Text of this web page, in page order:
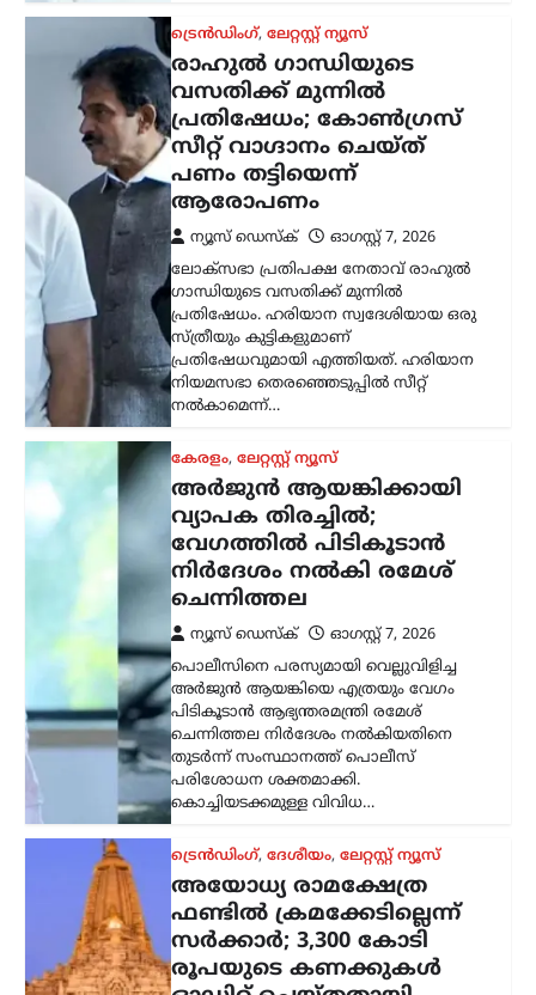
കേരളം,ലേറ്റസ്റ്റ് ന്യൂസ്
അര്‍ജുന്‍ ആയങ്കിക്കായി
വ്യാപക തിരച്ചില്‍;
വേഗത്തില്‍ പിടികൂടാന്‍
നിര്‍ദേശം നല്‍കി രമേശ്
ചെന്നിത്തല
ന്യൂസ് ഡെസ്ക്
ഓഗസ്റ്റ്‌ 7, 2026
പൊലീസിനെ പരസ്യമായി വെല്ലുവിളിച്ച
അര്‍ജുന്‍ ആയങ്കിയെ എത്രയും വേഗം
പിടികൂടാന്‍ ആഭ്യന്തരമന്ത്രി രമേശ്
ചെന്നിത്തല നിര്‍ദേശം നല്‍കിയതിനെ
തുടര്‍ന്ന് സംസ്ഥാനത്ത് പൊലീസ്
പരിശോധന ശക്തമാക്കി.
കൊച്ചിയടക്കമുള്ള വിവിധ…
ട്രെൻഡിംഗ്,ദേശീയം,
അയോധ്യ രാമക്ഷേത്ര
ഫണ്ടിൽ ക്രമക്കേടില്ലെന്ന്
സർക്കാർ; 3,300 കോടി
രൂപയുടെ കണക്കുകൾ
ഓഡിറ്റ് ചെയ്തതായി
വിശദീകരണം
ന്യൂസ് ഡെസ്ക്
ഓഗസ്റ്റ്‌ 7, 2026
അയോധ്യ രാമക്ഷേത്രത്തിനായി ലഭിച്ച
3,300 കോടി രൂപയുടെ സംഭാവനകളുടെ
വിനിയോഗത്തിൽ യാതൊരു ക്രമക്കേടും
നടന്നിട്ടില്ലെന്ന് സർക്കാർ വൃത്തങ്ങൾ
വ്യക്തമാക്കി. സംഭാവന തുകയുടെ
ഉപയോഗവുമായി ബന്ധപ്പെട്ട് ഉയർന്ന
കേരളം,തിരുവനന്തപുരം,വാർത്തകൾ
വീട്ടുപടിക്കലെ പെൻഷൻ
വിതരണം നിർത്തുന്നത്
അനീതി; ഉത്തരവ്